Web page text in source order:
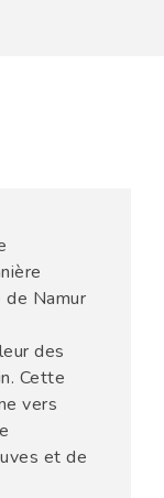
de Namur
des
Cette
vers
et de